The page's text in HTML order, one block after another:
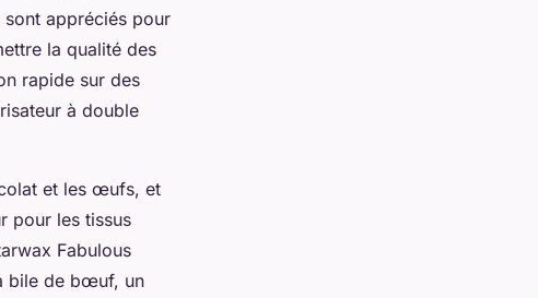
appréciés pour
la qualité des
rapide sur des
à double
et les œufs, et
pour les tissus
Fabulous
bile de bœuf, un